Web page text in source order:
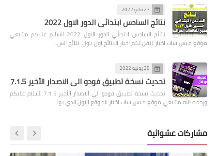
27 مايو 2022
نتائج السادس ابتدائي الدور الاول 2022
نتائج السادس ابتدائي الدور الاول 2022 السلام عليكم متابعي
موقع ميس سات اخبار ننقل لكم اخبار النتائج اول باول نتائج الس…
25 يوليو 2022
تحديث نسخة تطبيق فودو الى الاصدار الأخير 7.1.5
تحديث نسخة تطبيق فودو الى الاصدار الأخير 7.1.5 السلام عليكم
ورحمه الله متابعي موقع ميس سات اخبار الموقع الاول الذي يوا…
مشاركات عشوائية